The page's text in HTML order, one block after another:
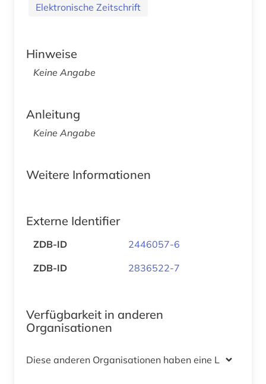
Elektronische Zeitschrift
Hinweise
Keine Angabe
Anleitung
Keine Angabe
Weitere Informationen
Externe Identifier
ZDB-ID
2446057-6
ZDB-ID
2836522-7
Verfügbarkeit in anderen
Organisationen
Diese anderen Organisationen haben eine Lizenz